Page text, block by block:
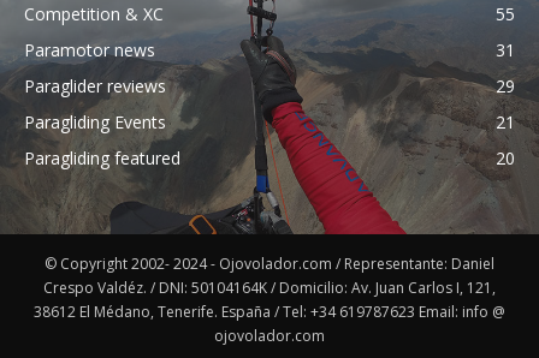
Competition & XC
55
Paramotor news
31
Paraglider reviews
29
Paragliding Events
21
Paragliding featured
20
© Copyright 2002- 2024 - Ojovolador.com / Representante: Daniel
Crespo Valdéz. / DNI: 50104164K / Domicilio: Av. Juan Carlos I, 121,
38612 El Médano, Tenerife. España / Tel: +34 619787623 Email: info @
ojovolador.com